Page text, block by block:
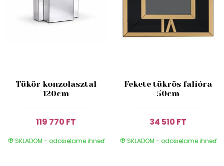
Tükör konzolasztal
120cm
119 770 FT
SKLADOM - odosielame ihneď
Fekete tükrös falióra
50cm
34 510 FT
SKLADOM - odosielame ihneď